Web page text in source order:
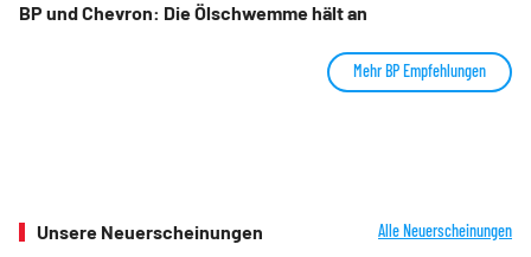
BP und Chevron: Die Ölschwemme hält an
Mehr BP Empfehlungen
Unsere Neuerscheinungen Alle Neuerscheinungen